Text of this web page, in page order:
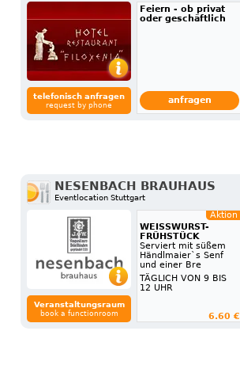
telefonisch anfragen
request by phone
Feiern - ob privat
oder geschäftlich
anfragen
NESENBACH BRAUHAUS
Eventlocation Stuttgart
Veranstaltungsraum
book a functionroom
Aktion
WEISSWURST-
FRÜHSTÜCK
Serviert mit süßem
Händlmaier`s Senf
und einer Bre
TÄGLICH VON 9 BIS
12 UHR
6.60 €